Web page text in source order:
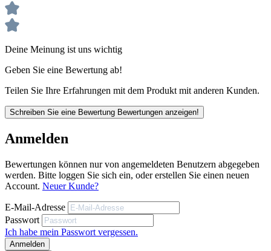
120 Liter = 1 Rolle = 10 Säcke
Unsere anwendungstechnischen Empfehlungen dienen der Unterstützung
Sie entbinden nicht davon, unsere Produkte grundsätzlich auf ihre Eignung
für den vorgesehenen Anwendungszweck in eigener Verantwortung zu
prüfen.
Folie vor UV-Strahlung schützen, keine Gewährleistung bei UV-Schäden
Deine Meinung ist uns wichtig
Geben Sie eine Bewertung ab!
Teilen Sie Ihre Erfahrungen mit dem Produkt mit anderen Kunden.
Schreiben Sie eine Bewertung Bewertungen anzeigen!
Anmelden
Bewertungen können nur von angemeldeten Benutzern abgegeben
werden. Bitte loggen Sie sich ein, oder erstellen Sie einen neuen
Account. Neuer Kunde?
E-Mail-Adresse
Passwort
Ich habe mein Passwort vergessen.
Anmelden